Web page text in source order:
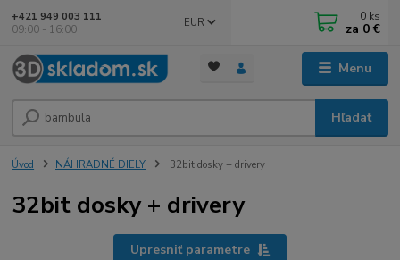
Menu
EUR
Hľadať
+421 949 003 111
09:00 - 16:00
0 ks
za 0 €
Úvod NÁHRADNÉ DIELY 32bit dosky + drivery
32bit dosky + drivery
Upresniť parametre